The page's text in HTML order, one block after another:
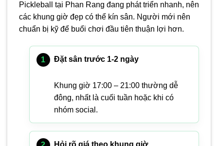
Pickleball tại Phan Rang đang phát triển nhanh, nên
các khung giờ đẹp có thể kín sân. Người mới nên
chuẩn bị kỹ để buổi chơi đầu tiên thuận lợi hơn.
Đặt sân trước 1-2 ngày
Khung giờ 17:00 – 21:00 thường dễ
đông, nhất là cuối tuần hoặc khi có
nhóm social.
Hỏi rõ giá theo khung giờ